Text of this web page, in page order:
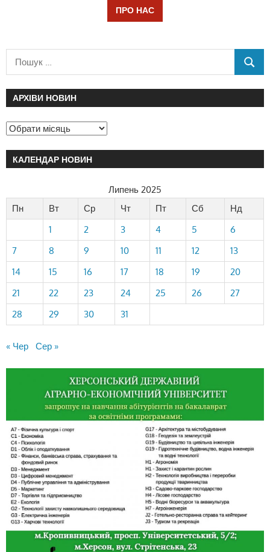
ПРО НАС
АРХІВИ НОВИН
КАЛЕНДАР НОВИН
Липень 2025
Пн
Вт Ср Чт Пт Сб
Нд
1
2 3 4 5
6
7
8 9 10 11 12
13
14
15 16 17 18 19
20
21
22 23 24 25 26
27
28
29 30 31
« Чер Сер »